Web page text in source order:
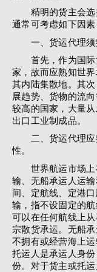
精明的货主会选
通常可考虑如下因素
一、货运代理须
首先，作为国际
家，故而应熟知世
其内陆集散地。其
展趋势、货物的流
较高的国家，大量
出口工业制成品。
二、货运代理应
性。
世界航运市场上
输、无船承运人运
间、定航线、定港
输，指不设固定的
可以在任何航线上
宗散货承运。无船
不拥有或经营海上
托运人是承运人身
份。对于货主或托